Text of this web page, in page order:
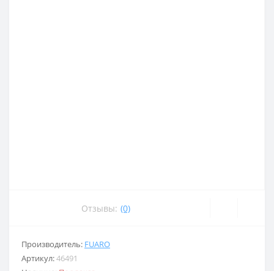
Отзывы: (0)
Производитель: FUARO
Артикул:46491